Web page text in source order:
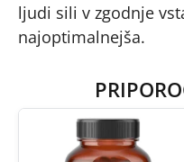
ljudi sili v zgodnje
najoptimalnejša.